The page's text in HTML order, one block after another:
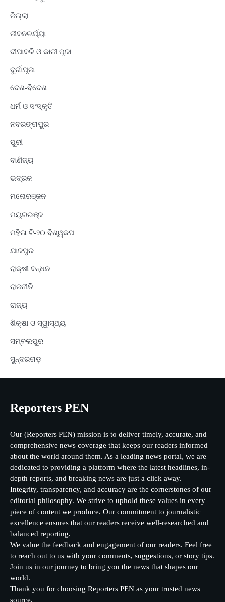
ଜିଲ୍ଲା
ଜୀବନଚର୍ଯ୍ୟା
ଦୀପାବଳି ଓ କାଳୀ ପୂଜା
ଦୁର୍ଗାପୂଜା
ଦେଶ-ବିଦେଶ
ଧର୍ମ ଓ ସଂସ୍କୃତି
ନବରଙ୍ଗପୁର
ପୁରୀ
ବାଣିଜ୍ୟ
ଭଦ୍ରକ
ମନୋରଞ୍ଜନ
ମୟୂରଭଞ୍ଜ
ମହିଳା ଟି-୨୦ ବିଶ୍ୱକପ
ଯାଜପୁର
ରାକ୍ଷୀ ବନ୍ଧନ
ରାଜନୀତି
ରାଜ୍ୟ
ଶିକ୍ଷା ଓ ସ୍ୱାସ୍ଥ୍ୟ
ସମ୍ବଲପୁର
ସୁନ୍ଦରଗଡ଼
Reporters PEN
Our (Reporters PEN) mission is to deliver timely, accurate, and
comprehensive news coverage that keeps our readers informed
about the world around them. As a leading news portal, we are
dedicated to providing a platform where the latest headlines, in-
depth reports, and breaking news are just a click away.
Integrity, transparency, and accuracy are the cornerstones of our
editorial philosophy. We strive to uphold these values in every
piece of content we produce. Our commitment to journalistic
excellence ensures that our readers receive well-researched and
balanced reporting.
We value the feedback and engagement of our readers. Feel free
to reach out to us with your comments, suggestions, or story tips.
Join us in our journey to bring you the news that shapes our
world.
Thank you for choosing Reporters PEN as your trusted news
source.